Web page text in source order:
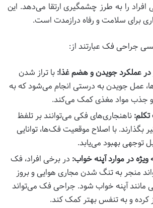
افراد را به طرز چشمگیری ارتقا می‌دهد. این
برای سلامت و رفاه درازمدت است.
جراحی فک عبارتند از:
عملکرد جویدن و هضم غذا: با تراز شدن
عمل جویدن به درستی انجام می‌شود که به
جذب مواد مغذی کمک می‌کند.
ناهنجاری‌های فکی می‌توانند بر تلفظ
بگذارند. با اصلاح موقعیت فک‌ها، توانایی
توجهی بهبود می‌یابد.
در موارد آپنه خواب: در برخی افراد، فک
منجر به تنگ شدن مجاری هوایی و بروز
آپنه خواب شود. جراحی فک می‌تواند
کرده و به تنفس بهتر کمک کند.